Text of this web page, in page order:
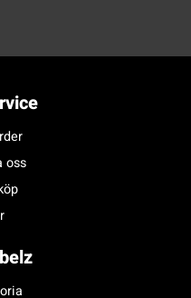
oss